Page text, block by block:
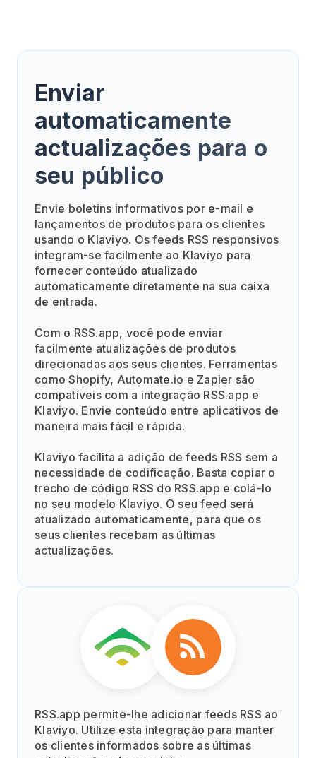
Enviar
automaticamente
actualizações para o
seu público
Envie boletins informativos por e-mail e
lançamentos de produtos para os clientes
usando o Klaviyo. Os feeds RSS responsivos
integram-se facilmente ao Klaviyo para
fornecer conteúdo atualizado
automaticamente diretamente na sua caixa
de entrada.
Com o RSS.app, você pode enviar
facilmente atualizações de produtos
direcionadas aos seus clientes. Ferramentas
como Shopify, Automate.io e Zapier são
compatíveis com a integração RSS.app e
Klaviyo. Envie conteúdo entre aplicativos de
maneira mais fácil e rápida.
Klaviyo facilita a adição de feeds RSS sem a
necessidade de codificação. Basta copiar o
trecho de código RSS do RSS.app e colá-lo
no seu modelo Klaviyo. O seu feed será
atualizado automaticamente, para que os
seus clientes recebam as últimas
actualizações.
RSS.app permite-lhe adicionar feeds RSS ao
Klaviyo. Utilize esta integração para manter
os clientes informados sobre as últimas